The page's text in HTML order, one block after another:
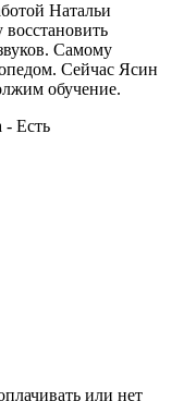
Натальи
Самому
Сейчас Ясин
обучение.
- Есть
или нет